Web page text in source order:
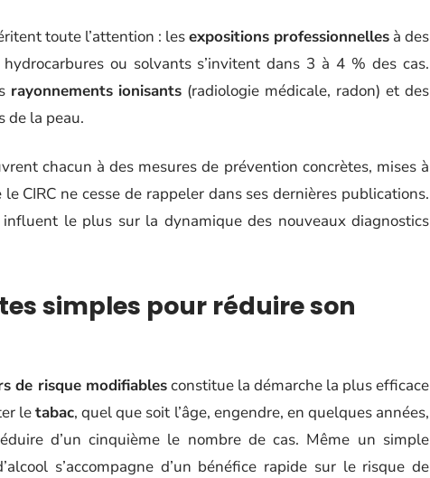
toute l’attention : lesexpositions professionnelles à des
ou solvants s’invitent dans 3 à 4 % des cas.
rayonnements ionisants (radiologie médicale, radon) et des
de la peau.
chacun à des mesures de prévention concrètes, mises à
CIRC ne cesse de rappeler dans ses dernières publications.
le plus sur la dynamique des nouveaux diagnostics
simples pour réduire son
de risque modifiablesconstitue la démarche la plus efficace
letabac, quel que soit l’âge, engendre, en quelques années,
d’un cinquième le nombre de cas. Même un simple
s’accompagne d’un bénéfice rapide sur le risque de